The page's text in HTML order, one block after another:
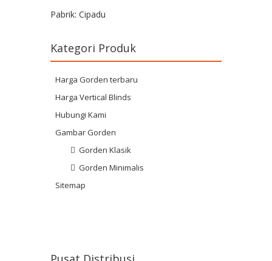
Pabrik: Cipadu
Kategori Produk
Harga Gorden terbaru
Harga Vertical Blinds
Hubungi Kami
Gambar Gorden
Gorden Klasik
Gorden Minimalis
Sitemap